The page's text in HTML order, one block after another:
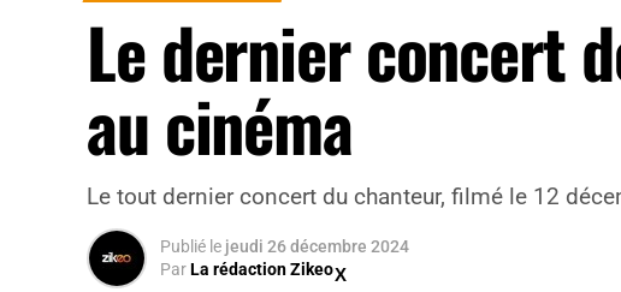
Le dernier concert
au cinéma
Le tout dernier concert du chanteur, filmé le 12
Publié le jeudi 26 décembre 2024
ParLa rédaction Zikeo